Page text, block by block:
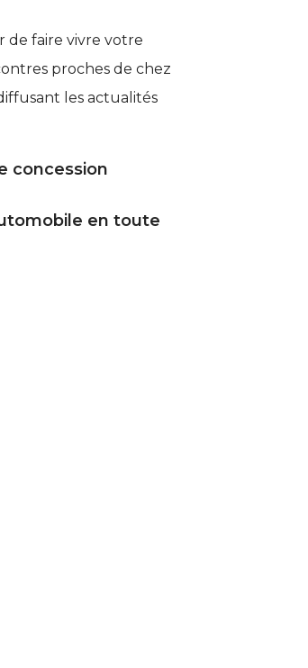
de faire vivre votre
proches de chez
les actualités
concession
en toute